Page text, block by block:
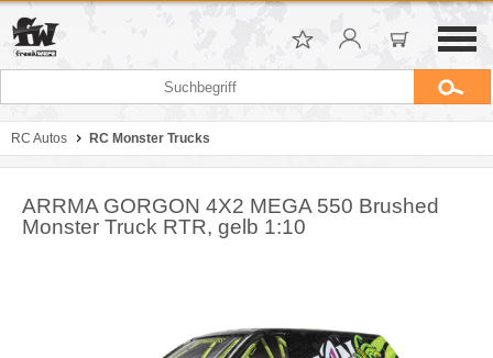
RC Autos RC Monster Trucks
ARRMA GORGON 4X2 MEGA 550 Brushed
Monster Truck RTR, gelb 1:10